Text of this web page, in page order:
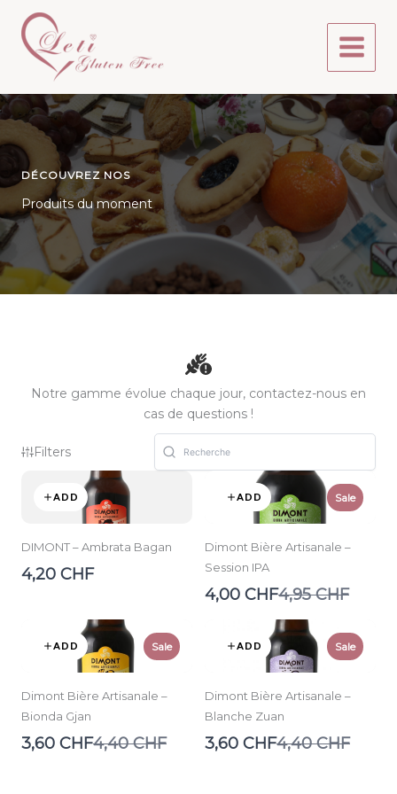
contenu
DÉCOUVREZ NOS
Produits du moment
Notre gamme évolue chaque jour, contactez-nous en
cas de questions !
Filters
ADD
DIMONT – Ambrata Bagan
4,20 CHF
ADD Sale
Dimont Bière Artisanale –
Session IPA
4,00 CHFCompare
4,95 CHF
ADD Sale
Dimont Bière Artisanale –
Bionda Gjan
3,60 CHFCompare
4,40 CHF
ADD Sale
Dimont Bière Artisanale –
Blanche Zuan
3,60 CHFCompare
4,40 CHF